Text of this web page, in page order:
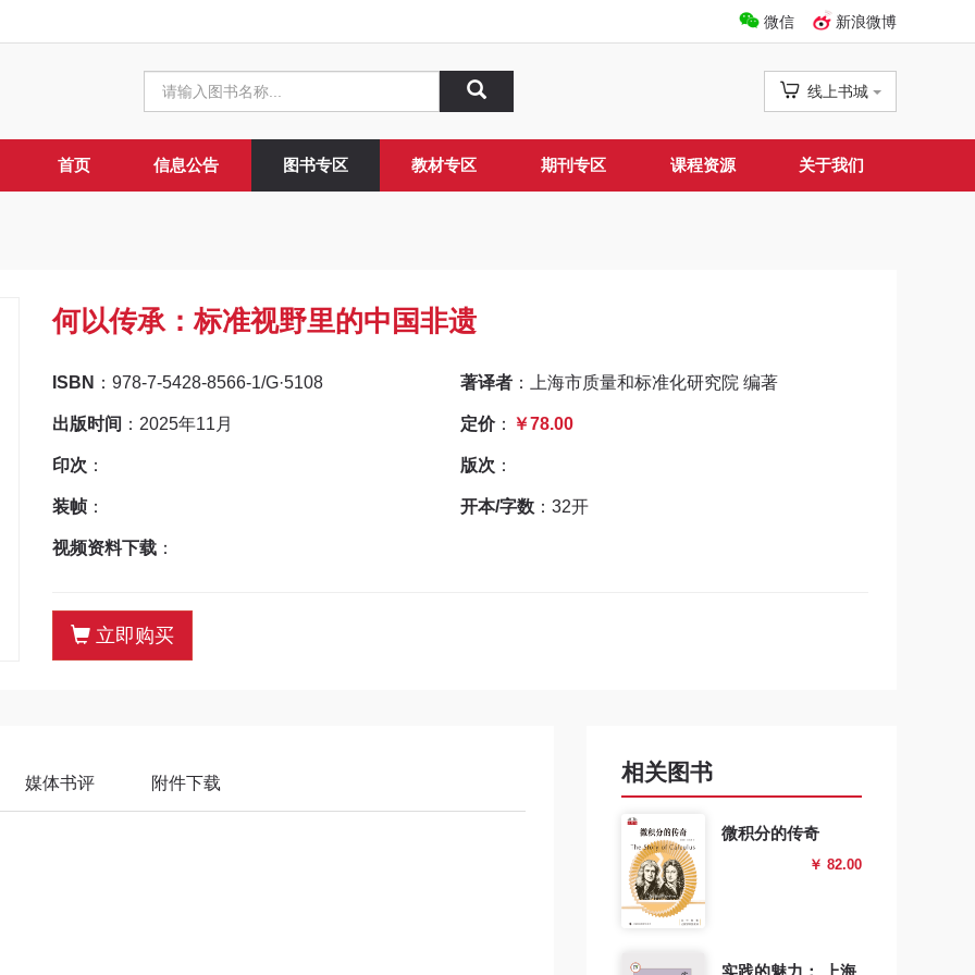
新浪微博
微信
线上书城
首页 信息公告 图书专区 教材专区 期刊专区 课程资源 关于我们
何以传承：标准视野里的中国非遗
ISBN ：978-7-5428-8566-1/G·5108 著译者：上海市质量和标准化研究院 编著
出版时间 ：2025年11月 定价： ￥78.00
印次 ： 版次 ：
装帧： 开本/字数：32开
视频资料下载：
立即购买
媒体书评 附件下载 相关图书
微积分的传奇
￥ 82.00